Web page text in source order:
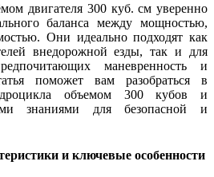
двигателя 300 куб. см уверенно
баланса между мощностью,
Они идеально подходят как
внедорожной езды, так и для
маневренность и
поможет вам разобраться в
объемом 300 кубов и
знаниями для безопасной и
и ключевые особенности